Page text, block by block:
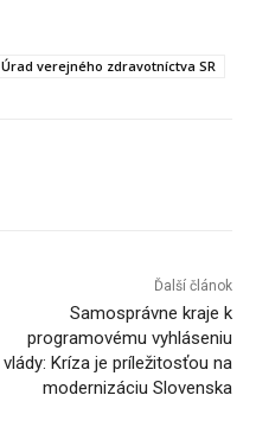
Úrad verejného zdravotníctva SR
Ďalší článok
Samosprávne kraje k
programovému vyhláseniu
vlády: Kríza je príležitosťou na
modernizáciu Slovenska